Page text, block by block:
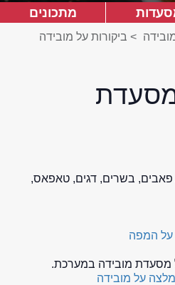
מתכונים
> ביקורות על מובידה
מסעדת
/ פאבים, בשרים, דגים, טאפאס,
על המפה
מסעדת מובידה במערכת.
על מובידה